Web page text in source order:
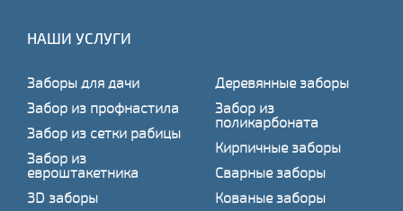
НАШИ УСЛУГИ
Заборы для дачи
Забор из профнастила
Забор из сетки рабицы
Забор из
евроштакетника
3D заборы
Деревянные заборы
Забор из
поликарбоната
Кирпичные заборы
Сварные заборы
Кованые заборы